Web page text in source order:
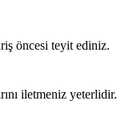
öncesi teyit ediniz.
iletmeniz yeterlidir.